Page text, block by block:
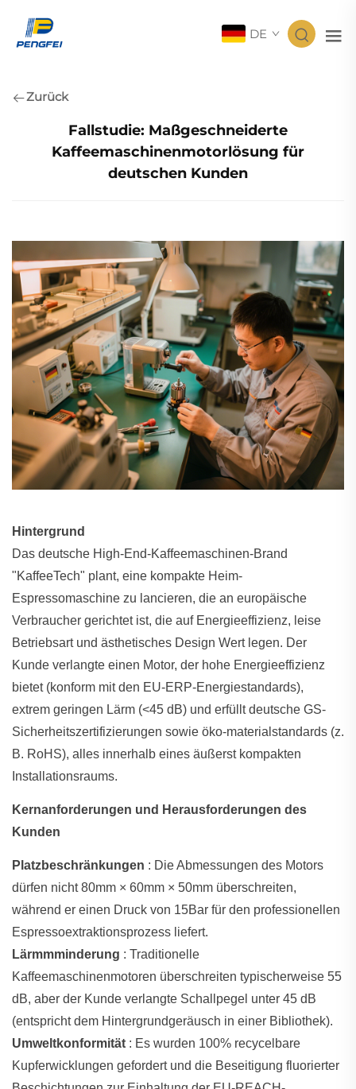
DE
Zurück
Fallstudie: Maßgeschneiderte
Kaffeemaschinenmotorlösung für
deutschen Kunden
Hintergrund
Das deutsche High-End-Kaffeemaschinen-Brand
"KaffeeTech" plant, eine kompakte Heim-
Espressomaschine zu lancieren, die an europäische
Verbraucher gerichtet ist, die auf Energieeffizienz, leise
Betriebsart und ästhetisches Design Wert legen. Der
Kunde verlangte einen Motor, der hohe Energieeffizienz
bietet (konform mit den EU-ERP-Energiestandards),
extrem geringen Lärm (<45 dB) und erfüllt deutsche GS-
Sicherheitszertifizierungen sowie öko-materialstandards (z.
B. RoHS), alles innerhalb eines äußerst kompakten
Installationsraums.
Kernanforderungen und Herausforderungen des
Kunden
Platzbeschränkungen : Die Abmessungen des Motors
dürfen nicht 80mm × 60mm × 50mm überschreiten,
während er einen Druck von 15Bar für den professionellen
Espressoextraktionsprozess liefert.
Lärmmminderung : Traditionelle
Kaffeemaschinenmotoren überschreiten typischerweise 55
dB, aber der Kunde verlangte Schallpegel unter 45 dB
(entspricht dem Hintergrundgeräusch in einer Bibliothek).
Umweltkonformität : Es wurden 100% recycelbare
Kupferwicklungen gefordert und die Beseitigung fluorierter